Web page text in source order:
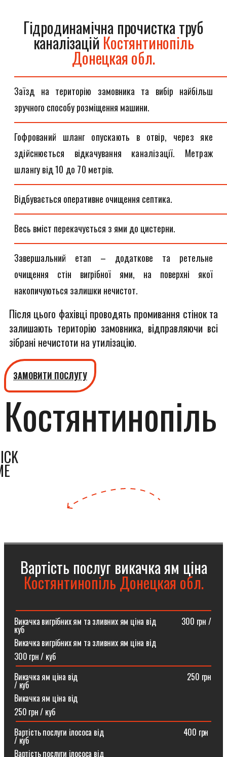
Гідродинамічна прочистка труб
каналізацій Костянтинопіль
Донецкая обл.
Заїзд на територію замовника та вибір найбільш
зручного способу розміщення машини.
Гофрований шланг опускають в отвір, через яке
здійснюється відкачування каналізації. Метраж
шлангу від 10 до 70 метрів.
Відбувається оперативне очищення септика.
Весь вміст перекачується з ями до цистерни.
Завершальний етап – додаткове та ретельне
очищення стін вигрібної ями, на поверхні якої
накопичуються залишки нечистот.
Після цього фахівці проводять промивання стінок та
залишають територію замовника, відправляючи всі
зібрані нечистоти на утилізацію.
ЗАМОВИТИ ПОСЛУГУ
Костянтинопіль
Вартість послуг викачка ям ціна
Костянтинопіль Донецкая обл.
Викачка вигрібних ям та зливних ям ціна від ⠀⠀⠀⠀300 грн /
куб
Викачка вигрібних ям та зливних ям ціна від
300 грн / куб
Викачка ям ціна від ⠀⠀⠀⠀⠀⠀⠀⠀⠀⠀⠀⠀⠀⠀⠀⠀⠀⠀250 грн
/ куб
Викачка ям ціна від
250 грн / куб
Вартість послуги ілососа від ⠀⠀⠀⠀⠀⠀⠀⠀⠀⠀⠀⠀⠀400 грн
/ куб
Вартість послуги ілососа від